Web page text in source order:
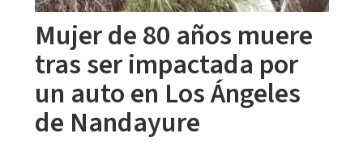
Mujer de 80 años muere
tras ser impactada por
un auto en Los Ángeles
de Nandayure